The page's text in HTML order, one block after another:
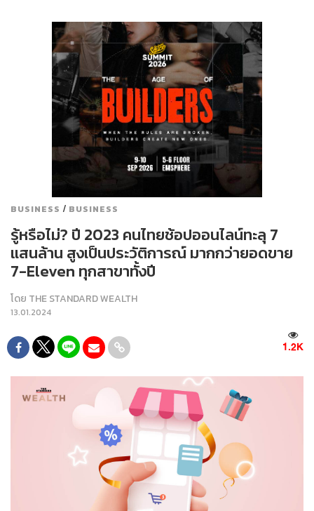
BUSINESS / BUSINESS
รู้หรือไม่​? ปี 2023 คนไทยช้อปออนไลน์ทะลุ 7
แสนล้าน สูงเป็นประวัติการณ์ มากกว่ายอดขาย
7-Eleven ทุกสาขาทั้งปี
โดย THE STANDARD WEALTH
13.01.2024
1.2K